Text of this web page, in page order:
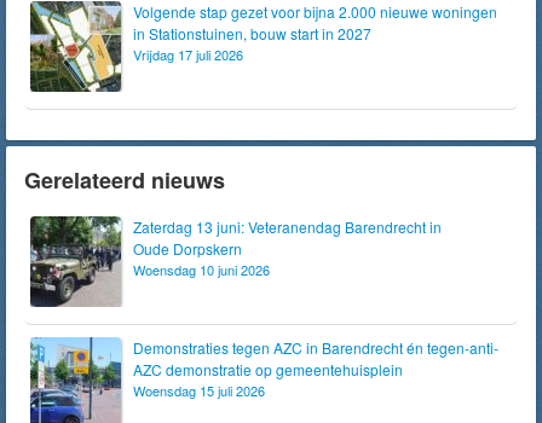
Volgende stap gezet voor bijna 2.000 nieuwe woningen
in Stationstuinen, bouw start in 2027
Vrijdag 17 juli 2026
Gerelateerd nieuws
Zaterdag 13 juni: Veteranendag Barendrecht in
Oude Dorpskern
Woensdag 10 juni 2026
Demonstraties tegen AZC in Barendrecht én tegen-anti-
AZC demonstratie op gemeentehuisplein
Woensdag 15 juli 2026